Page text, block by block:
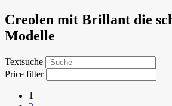
Creolen mit Brillant die
Modelle
Textsuche
Price filter
1